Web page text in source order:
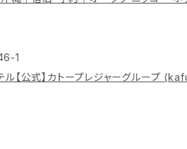
1
【公式】カトープレジャーグループ (